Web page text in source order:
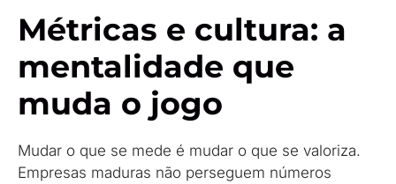
Métricas e cultura: a
mentalidade que
muda o jogo
Mudar o que se mede é mudar o que se valoriza.
Empresas maduras não perseguem números